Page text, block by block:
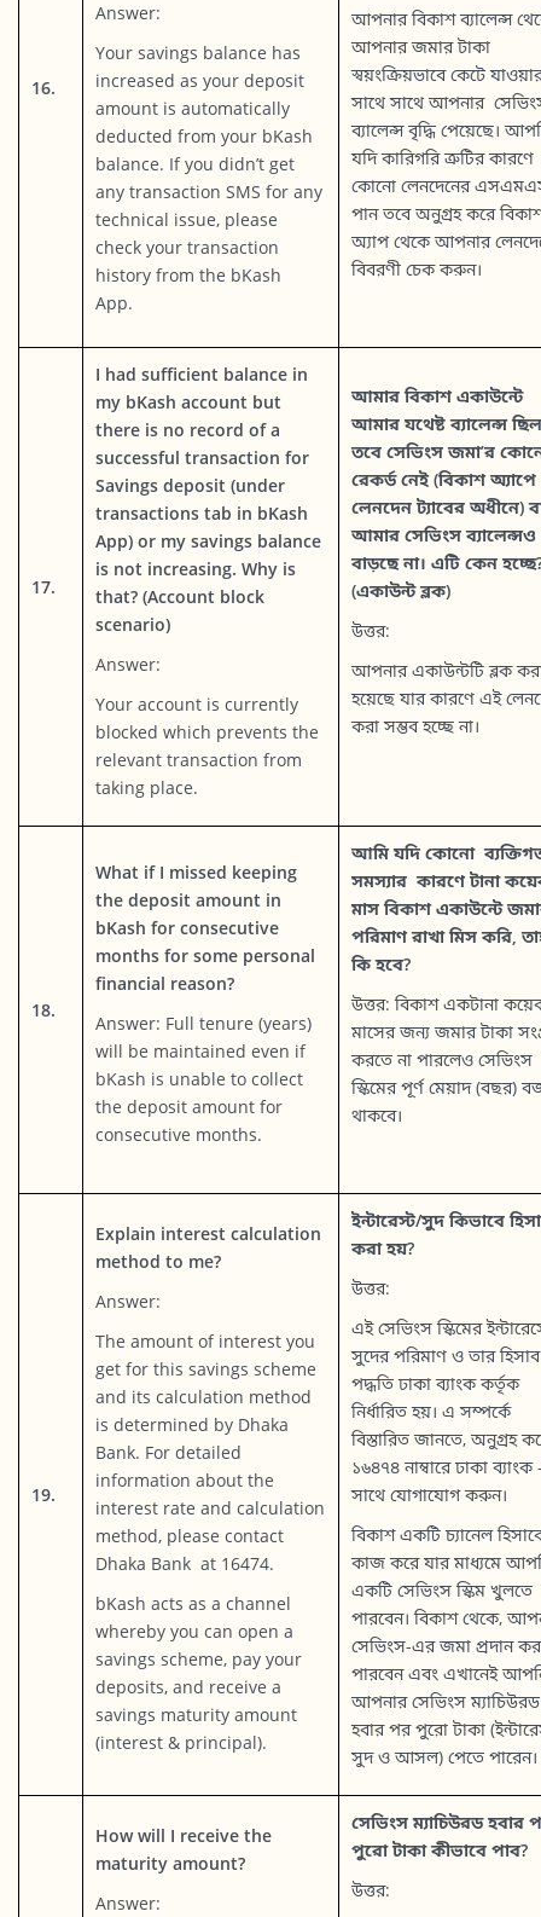
16.
Answer:
Your savings balance has
increased as your deposit
amount is automatically
deducted from your bKash
balance. If you didn’t get
any transaction SMS for any
technical issue, please
check your transaction
history from the bKash
App.
আপনার বিকাশ ব্যালেন্স
আপনার জমার টাকা
স্বয়ংক্রিয়ভাবে কেটে
সাথে সাথে আপনার
ব্যালেন্স বৃদ্ধি পেয়েছে।
যদি কারিগরি ত্রুটির কারণে
কোনো লেনদেনের
পান তবে অনুগ্রহ করে
অ্যাপ থেকে আপনার
বিবরণী চেক করুন।
17.
I had sufficient balance in
my bKash account but
there is no record of a
successful transaction for
Savings deposit (under
transactions tab in bKash
App) or my savings balance
is not increasing. Why is
that? (Account block
scenario)
Answer:
Your account is currently
blocked which prevents the
relevant transaction from
taking place.
আমার বিকাশ একাউন্টে
আমার যথেষ্ট ব্যালেন্স ছিল
তবে সেভিংস জমা’র
রেকর্ড নেই (বিকাশ অ্যাপে
লেনদেন ট্যাবের অধীনে)
আমার সেভিংস ব্যালেন্সও
বাড়ছে না। এটি কেন
(একাউন্ট ব্লক)
উত্তর:
আপনার একাউন্টটি ব্লক
হয়েছে যার কারণে এই
করা সম্ভব হচ্ছে না।
18.
What if I missed keeping
the deposit amount in
bKash for consecutive
months for some personal
financial reason?
Answer: Full tenure (years)
will be maintained even if
bKash is unable to collect
the deposit amount for
consecutive months.
আমি যদি কোনো
সমস্যার কারণে টানা
মাস বিকাশ একাউন্টে
পরিমাণ রাখা মিস করি,
কি হবে?
উত্তর: বিকাশ একটানা
মাসের জন্য জমার টাকা
করতে না পারলেও সেভিংস
স্কিমের পূর্ণ মেয়াদ (বছর)
থাকবে।
19.
Explain interest calculation
method to me?
Answer:
The amount of interest you
get for this savings scheme
and its calculation method
is determined by Dhaka
Bank. For detailed
information about the
interest rate and calculation
method, please contact
Dhaka Bank at 16474.
bKash acts as a channel
whereby you can open a
savings scheme, pay your
deposits, and receive a
savings maturity amount
(interest & principal).
ইন্টারেস্ট/সুদ কিভাবে
করা হয়?
উত্তর:
এই সেভিংস স্কিমের
সুদের পরিমাণ ও তার হিসাব
পদ্ধতি ঢাকা ব্যাংক কর্তৃক
নির্ধারিত হয়। এ সম্পর্কে
বিস্তারিত জানতে, অনুগ্রহ
১৬৪৭৪ নাম্বারে ঢাকা
সাথে যোগাযোগ করুন।
বিকাশ একটি চ্যানেল
কাজ করে যার মাধ্যমে
একটি সেভিংস স্কিম খুলতে
পারবেন। বিকাশ থেকে,
সেভিংস-এর জমা প্রদান
পারবেন এবং এখানেই
আপনার সেভিংস ম্যাচিউরড
হবার পর পুরো টাকা
সুদ ও আসল) পেতে পারেন।
How will I receive the
maturity amount?
Answer:
সেভিংস ম্যাচিউরড হবার
পুরো টাকা কীভাবে পাব?
উত্তর: